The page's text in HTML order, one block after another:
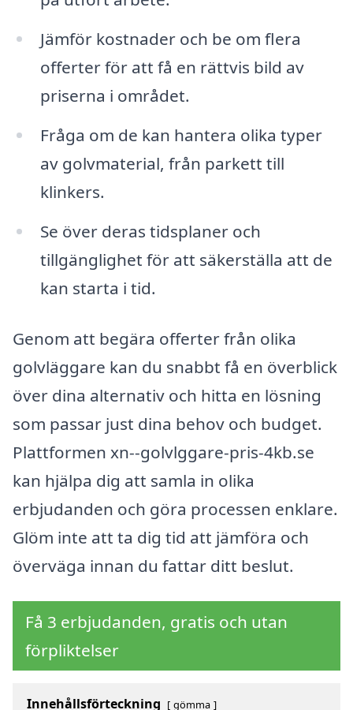
Jämför kostnader och be om flera
offerter för att få en rättvis bild av
priserna i området.
Fråga om de kan hantera olika typer
av golvmaterial, från parkett till
klinkers.
Se över deras tidsplaner och
tillgänglighet för att säkerställa att de
kan starta i tid.
Genom att begära offerter från olika
golvläggare kan du snabbt få en överblick
över dina alternativ och hitta en lösning
som passar just dina behov och budget.
Plattformen xn--golvlggare-pris-4kb.se
kan hjälpa dig att samla in olika
erbjudanden och göra processen enklare.
Glöm inte att ta dig tid att jämföra och
överväga innan du fattar ditt beslut.
Få 3 erbjudanden, gratis och utan
förpliktelser
Innehållsförteckning gömma